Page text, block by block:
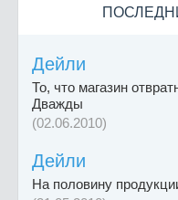
Дейли
То, что магазин
Дважды
(02.06.2010)
Дейли
На половину